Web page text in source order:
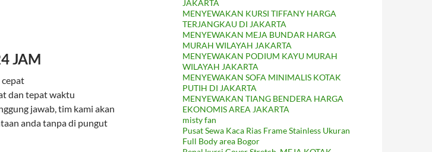
JAM
cepat
dan tepat waktu
jawab, tim kami akan
anda tanpa di pungut
JAKARTA
MENYEWAKAN KURSI TIFFANY HARGA
TERJANGKAU DI JAKARTA
MENYEWAKAN MEJA BUNDAR HARGA
MURAH WILAYAH JAKARTA
MENYEWAKAN PODIUM KAYU MURAH
WILAYAH JAKARTA
MENYEWAKAN SOFA MINIMALIS KOTAK
PUTIH DI JAKARTA
MENYEWAKAN TIANG BENDERA HARGA
EKONOMIS AREA JAKARTA
misty fan
Pusat Sewa Kaca Rias Frame Stainless Ukuran
Full Body area Bogor